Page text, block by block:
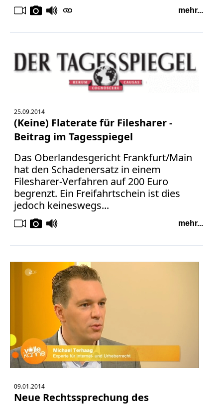
mehr...
25.09.2014
(Keine) Flaterate für Filesharer -
Beitrag im Tagesspiegel
Das Oberlandesgericht Frankfurt/Main
hat den Schadenersatz in einem
Filesharer-Verfahren auf 200 Euro
begrenzt. Ein Freifahrtschein ist dies
jedoch keineswegs...
mehr...
09.01.2014
Neue Rechtssprechung des